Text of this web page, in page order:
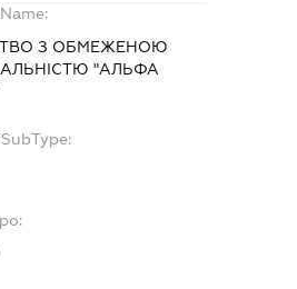
З ОБМЕЖЕНОЮ
"АЛЬФА